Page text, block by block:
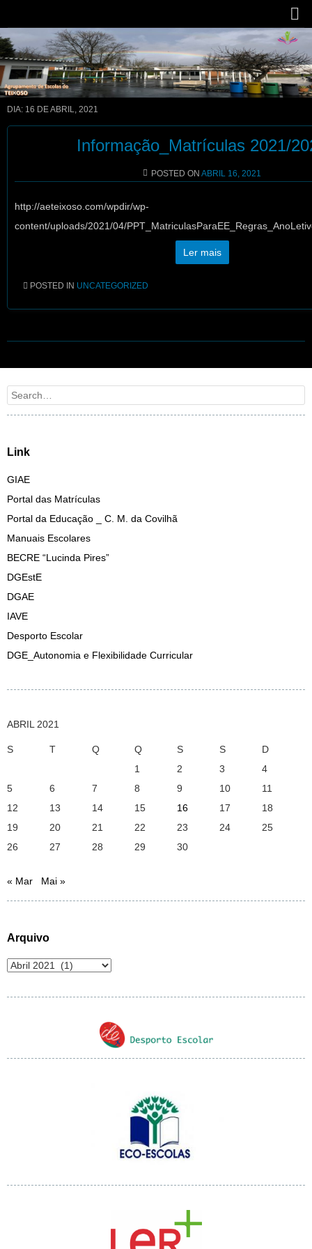
Search
Link
GIAE
Portal das Matrículas
Portal da Educação _ C. M. da Covilhã
Manuais Escolares
BECRE “Lucinda Pires”
DGEstE
DGAE
IAVE
Desporto Escolar
DGE_Autonomia e Flexibilidade Curricular
ABRIL 2021
S T Q Q S S
D
1
2 3
4
5
6 7 8 9 10
11
12
13 14 15 16 17
18
19
20 21 22 23 24
25
26
27 28 29 30
« Mar Mai »
Arquivo
DIA: 16 DE ABRIL, 2021
Informação_Matrículas 2021/
POSTED ON ABRIL 16, 2021
http://aeteixoso.com/wpdir/wp-
content/uploads/2021/04/
Ler mais
POSTED IN UNCATEGORIZED
Post navigation